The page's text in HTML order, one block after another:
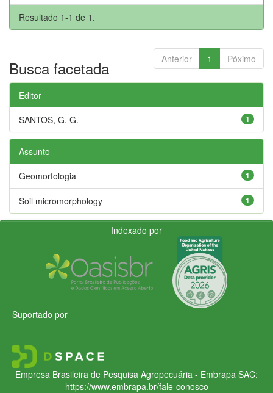
Resultado 1-1 de 1.
Anterior 1 Póximo
Busca facetada
Editor
1
SANTOS, G. G.
Assunto
1
Geomorfologia
1
Soil micromorphology
Indexado por
Suportado por
Empresa Brasileira de Pesquisa Agropecuária - Embrapa SAC:
https://www.embrapa.br/fale-conosco